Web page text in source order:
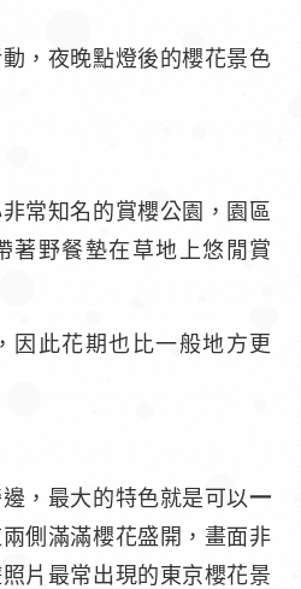
，夜晚點燈後的櫻花景色
常知名的賞櫻公園，園區
著野餐墊在草地上悠閒賞
因此花期也比一般地方更
，最大的特色就是可以一
兩側滿滿櫻花盛開，畫面非
片最常出現的東京櫻花景